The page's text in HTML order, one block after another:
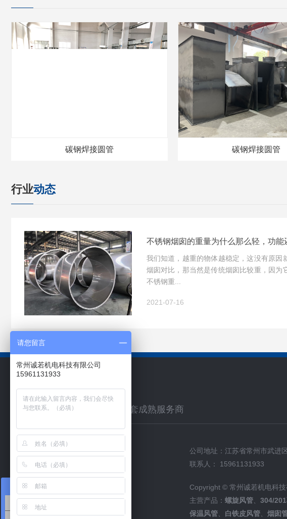
碳钢焊接圆管 碳钢焊接圆管
行业动态
不锈钢烟囱的重量为什么那么轻，功能
我们知道，越重的物体越稳定，这没有原因
烟囱对比，那当然是传统烟囱比较重，因为
不锈钢重...
2021-07-16
环保配套工程通风管道系统配套成熟服务商
网站首页 新闻资讯
关于诚若 产品中心
工程案例 联系我们
公司地址：江苏省常州市武进
联系人： 15961131933
Copyright © 常州诚若机电科
主营产品： 螺旋风管 304/
保温风管
白铁皮风管 烟囱
在线咨询
在线咨询
请您留言
常州诚若机电科技有限公司
15961131933